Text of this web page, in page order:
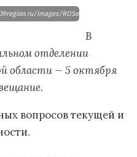
images/ROSovetshanie10.16/
В
отделении
области — 5 октября
вопросов текущей и